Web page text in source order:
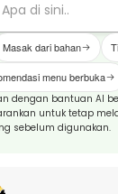
Masak dari bahan
menu berbuka
dengan bantuan AI
untuk tetap
sebelum digunakan.